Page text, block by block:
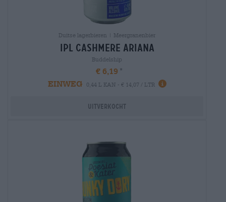
Duitse lagerbieren | Meergranenbier
ipl cashmere ariana
Buddelship
€ 6,19
EINWEG
0,44 L KAN - € 14,07 / LTR
Uitverkocht